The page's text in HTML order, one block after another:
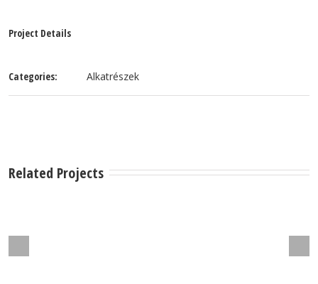
Project Details
Categories: Alkatrészek
Related Projects